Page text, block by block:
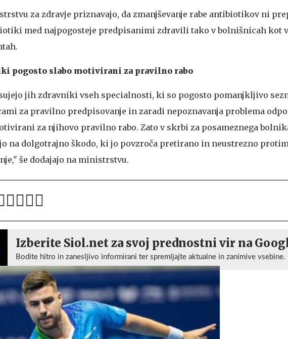
za zdravje priznavajo, da zmanjševanje rabe antibiotikov ni
med najpogosteje predpisanimi zdravili tako v bolnišnicah kot v
pogosto slabo motivirani za pravilno rabo
jih zdravniki vseh specialnosti, ki so pogosto pomanjkljivo
za pravilno predpisovanje in zaradi nepoznavanja problema
za njihovo pravilno rabo. Zato v skrbi za posameznega
na dolgotrajno škodo, ki jo povzroča pretirano in neustrezno
še dodajajo na ministrstvu.
Izberite Siol.net za svoj prednostni vir na
Bodite hitro in zanesljivo informirani ter spremljajte aktualne in zanimive vsebine.